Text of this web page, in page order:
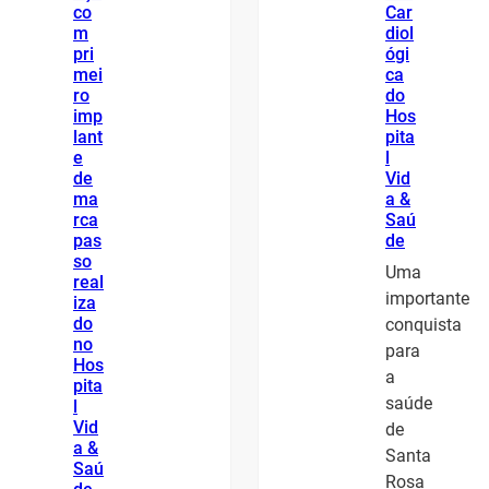
co
m
pri
mei
ro
imp
lant
e
de
ma
rca
pas
so
real
iza
do
no
Hos
pita
l
Vid
a &
Saú
Car
diol
ógi
ca
do
Hos
pita
l
Vid
a &
Saú
de
Uma
importante
conquista
para
a
saúde
de
Santa
Rosa